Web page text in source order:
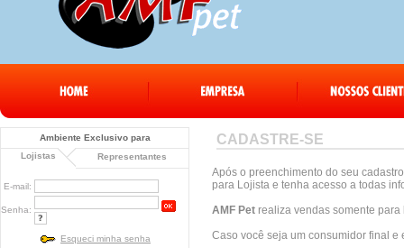
Ambiente Exclusivo para
Lojistas
Representantes
E-mail:
Senha:
Esqueci minha senha
CADASTRE-SE
Após o preenchimento do seu
para Lojista e tenha acesso a todas
AMF Pet realiza vendas somente para
Caso você seja um consumidor final